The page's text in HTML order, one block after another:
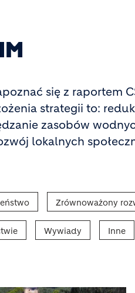
się z raportem
strategii to:
zasobów
lokalnych
Zrównoważony
Wywiady Inne